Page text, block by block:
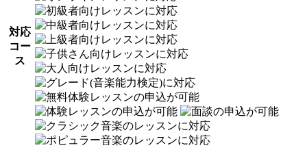
対応
コー
ス